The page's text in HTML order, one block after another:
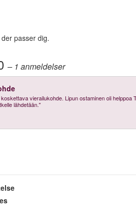
passer dig.
– 1 anmeldelser
vierailukohde. Lipun ostaminen oli
lähdetään."